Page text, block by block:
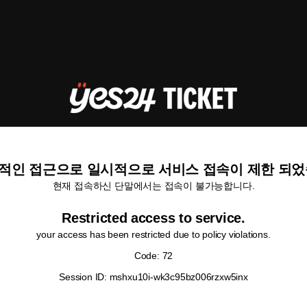
인 접근으로 일시적으로 서비스 접속이 제한 되
현재 접속하신 단말에서는 접속이 불가능합니다.
Restricted access to service.
your access has been restricted due to policy violations.
Code: 72
Session ID: mshxu10i-wk3c95bz006rzxw5inx